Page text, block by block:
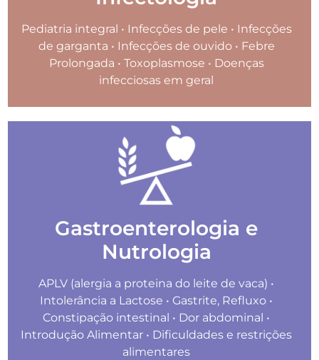
Pediatria integral • Infecções de pele • Infecções
de garganta • Infecções de ouvido • Febre
Prolongada • Toxoplasmose • Doenças
infecciosas em geral
Gastroenterologia e
Nutrologia
APLV (alergia a proteina do leite de vaca) •
Intolerância a Lactose • Gastrite, Refluxo •
Constipação intestinal • Dor abdominal •
Introdução Alimentar • Dificuldades e restrições
alimentares